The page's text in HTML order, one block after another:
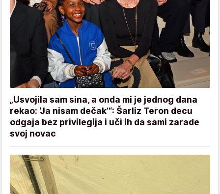
„Usvojila sam sina, a onda mi je jednog dana
rekao: ‘Ja nisam dečak’“: Šarliz Teron decu
odgaja bez privilegija i uči ih da sami zarade
svoj novac